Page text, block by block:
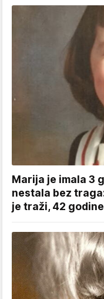
Marija je imala 3
nestala bez
je traži, 42